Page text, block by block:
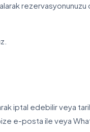
rezervasyonunuzu
iptal edebilir veya
e-posta ile veya